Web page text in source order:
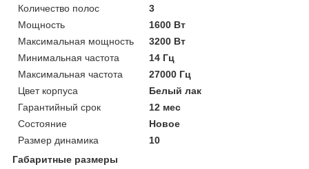
Количество полос
3
Мощность
1600 Вт
Максимальная мощность
3200 Вт
Минимальная частота
14 Гц
Максимальная частота
27000 Гц
Цвет корпуса
Белый лак
Гарантийный срок
12 мес
Состояние
Новое
Размер динамика
10
Габаритные размеры